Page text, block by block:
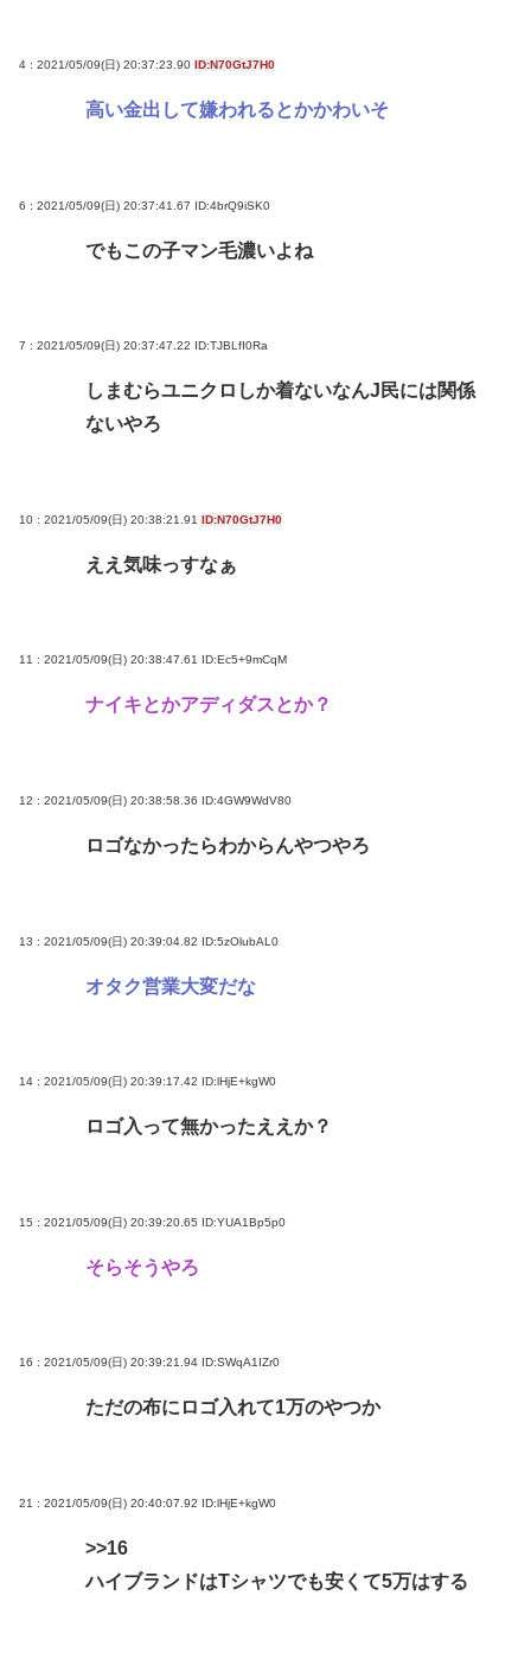
4 : 2021/05/09(日) 20:37:23.90 ID:N70GtJ7H0
高い金出して嫌われるとかかわいそ
6 : 2021/05/09(日) 20:37:41.67 ID:4brQ9iSK0
でもこの子マン毛濃いよね
7 : 2021/05/09(日) 20:37:47.22 ID:TJBLfI0Ra
しまむらユニクロしか着ないなんJ民には関係
ないやろ
10 : 2021/05/09(日) 20:38:21.91 ID:N70GtJ7H0
ええ気味っすなぁ
11 : 2021/05/09(日) 20:38:47.61 ID:Ec5+9mCqM
ナイキとかアディダスとか？
12 : 2021/05/09(日) 20:38:58.36 ID:4GW9WdV80
ロゴなかったらわからんやつやろ
13 : 2021/05/09(日) 20:39:04.82 ID:5zOlubAL0
オタク営業大変だな
14 : 2021/05/09(日) 20:39:17.42 ID:lHjE+kgW0
ロゴ入って無かったええか？
15 : 2021/05/09(日) 20:39:20.65 ID:YUA1Bp5p0
そらそうやろ
16 : 2021/05/09(日) 20:39:21.94 ID:SWqA1IZr0
ただの布にロゴ入れて1万のやつか
21 : 2021/05/09(日) 20:40:07.92 ID:lHjE+kgW0
>>16
ハイブランドはTシャツでも安くて5万はする